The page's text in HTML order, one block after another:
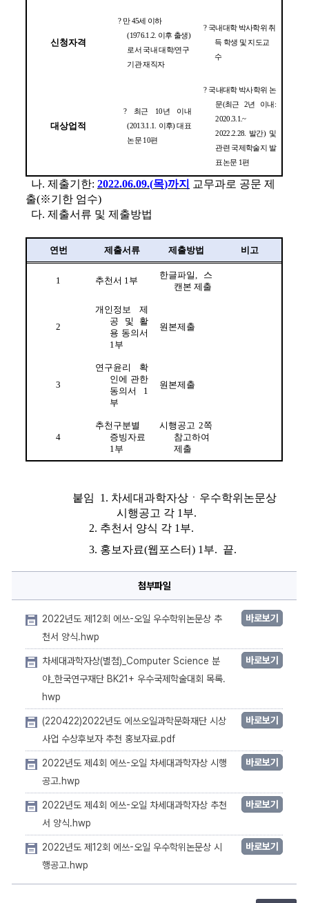
신청자격
? 만 45세 이하
(1976.1.2. 이후 출생)
로서 국내 대학/연구
기관 재직자
? 국내대학 박사학위 취
득 학생 및 지도교
수
대상업적
? 최근 10년 이내
(2013.1.1.
이후) 대표
논문 10편
? 국내대학 박사학위 논
문(최근 2년 이내 :
2020.3.1.~
2022.2.28. 발간) 및
관련 국제학술지 발
표논문 1편
나. 제출기한: 2022.06.09.(목)까지
교무과로 공문 제
출(※기한 엄수)
다. 제출서류 및 제출방법
연번 제출서류 제출방법 비고
1 추천서 1 부
한글파일
스
캔본 제출
2
개인정보 제
공 및 활
1 부
원본제출
3
연구윤리 확
인에 관한
동의서 1
부
원본제출
4
추천구분별
1 부
시행공고 2쪽
참고하여
제출
붙임 1. 차세대과학자상ㆍ우수학위논문상
시행공고 각 1 부.
2. 추천서 양식 각 1 부.
3. 홍보자료(웹포스터) 1 부. 끝.
첨부파일
2022년도 제12회 에쓰-오일 우수학위논문상 추
천서 양식.hwp
바로보기
차세대과학자상(별첨)_Computer Science 분
야_한국연구재단 BK21+ 우수국제학술대회 목록.
hwp
바로보기
(220422)2022년도 에쓰오일과학문화재단 시상
사업 수상후보자 추천 홍보자료.pdf
바로보기
2022년도 제4회 에쓰-오일 차세대과학자상 시행
공고.hwp
바로보기
2022년도 제4회 에쓰-오일 차세대과학자상 추천
서 양식.hwp
바로보기
2022년도 제12회 에쓰-오일 우수학위논문상 시
행공고.hwp
바로보기